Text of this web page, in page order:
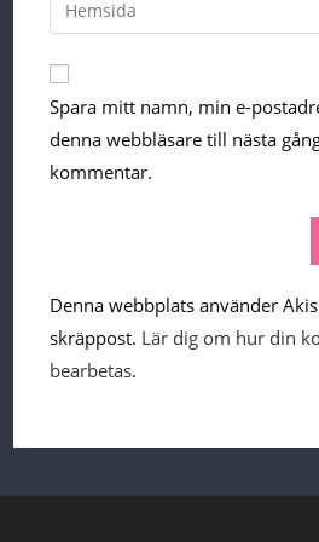
your
website
URL
(optional)
Spara mitt namn, min e-
denna webbläsare till nästa
kommentar.
Denna webbplats använder
skräppost. Lär dig om hur din
bearbetas.